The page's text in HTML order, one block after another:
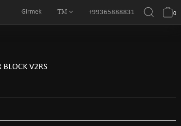
Girmek TM +99365888831 0
BLOCK V2RS